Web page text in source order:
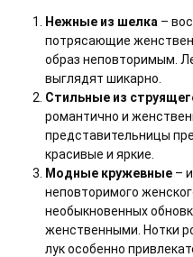
Нежные из шелка –
потрясающие
образ неповторимым.
выглядят шикарно.
Стильные из
романтично и
представительницы
красивые и яркие.
Модные кружевные –
неповторимого
необыкновенных
женственными. Нотки
лук особенно